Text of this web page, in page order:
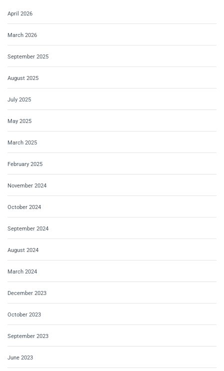
April 2026
March 2026
September 2025
August 2025
July 2025
May 2025
March 2025
February 2025
November 2024
October 2024
September 2024
August 2024
March 2024
December 2023
October 2023
September 2023
June 2023